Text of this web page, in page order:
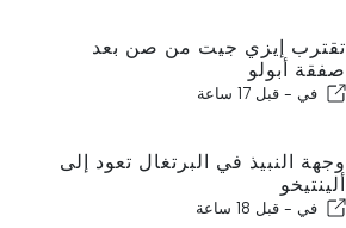
تقترب إيزي جيت من صن بعد
صفقة أبولو
في - قبل 17 ساعة
وجهة النبيذ في البرتغال تعود إلى
ألينتيخو
في - قبل 18 ساعة